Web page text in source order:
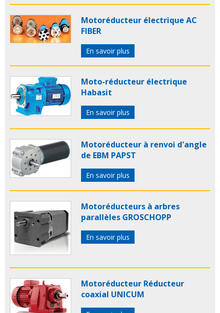
Motoréducteur électrique AC
FIBER
En savoir plus
Moto-réducteur électrique
Habasit
En savoir plus
Motoréducteur à renvoi d'angle
de EBM PAPST
En savoir plus
Motoréducteurs à arbres
parallèles GROSCHOPP
En savoir plus
Motoréducteur Réducteur
coaxial UNICUM